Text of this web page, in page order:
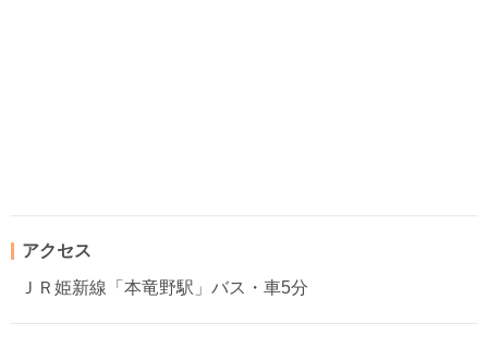
アクセス
ＪＲ姫新線「本竜野駅」バス・車5分